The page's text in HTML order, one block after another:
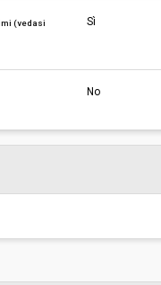
(vedasi
Sì
No